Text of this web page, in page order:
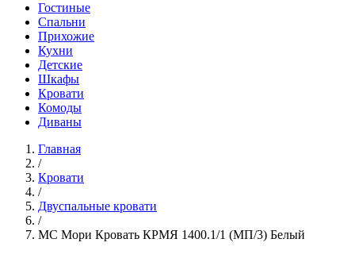
Гостиные
Спальни
Прихожие
Кухни
Детские
Шкафы
Кровати
Комоды
Диваны
Главная
/
Кровати
/
Двуспальные кровати
/
МС Мори Кровать КРМЯ 1400.1/1 (МП/3) Белый